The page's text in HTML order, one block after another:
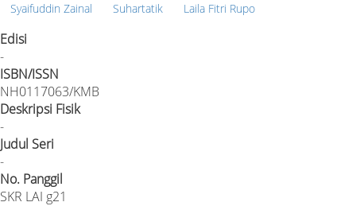
Syaifuddin Zainal Suhartatik Laila Fitri Rupo
Edisi
-
ISBN/ISSN
NH0117063/KMB
Deskripsi Fisik
-
Judul Seri
-
No. Panggil
SKR LAI g21